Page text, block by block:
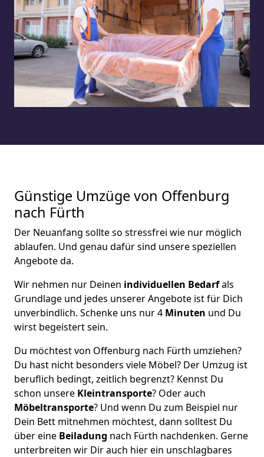
Günstige Umzüge von Offenburg
nach Fürth
Der Neuanfang sollte so stressfrei wie nur möglich
ablaufen. Und genau dafür sind unsere speziellen
Angebote da.
Wir nehmen nur Deinen individuellen Bedarfals
Grundlage und jedes unserer Angebote ist für Dich
unverbindlich. Schenke uns nur 4 Minuten und Du
wirst begeistert sein.
Du möchtest von Offenburg nach Fürth umziehen?
Du hast nicht besonders viele Möbel? Der Umzug ist
beruflich bedingt, zeitlich begrenzt? Kennst Du
schon unsere Kleintransporte? Oder auch
Möbeltransporte? Und wenn Du zum Beispiel nur
Dein Bett mitnehmen möchtest, dann solltest Du
über eine Beiladung nach Fürth nachdenken. Gerne
unterbreiten wir Dir auch hier ein unschlagbares